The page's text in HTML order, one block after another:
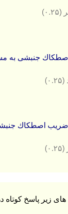
اصطکاك جنبشی
ضریب اصطکاك